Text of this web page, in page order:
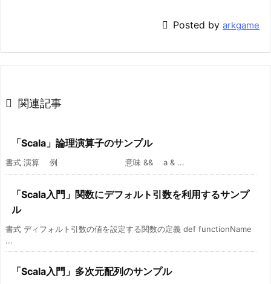
 Posted by arkgame
 関連記事
「Scala」論理演算子のサンプル
書式 演算 例 意味 && a & ...
「Scala入門」関数にデフォルト引数を利用するサンプ
ル
書式 ディフォルト引数の値を設定する関数の定義 def functionName
...
「Scala入門」多次元配列のサンプル